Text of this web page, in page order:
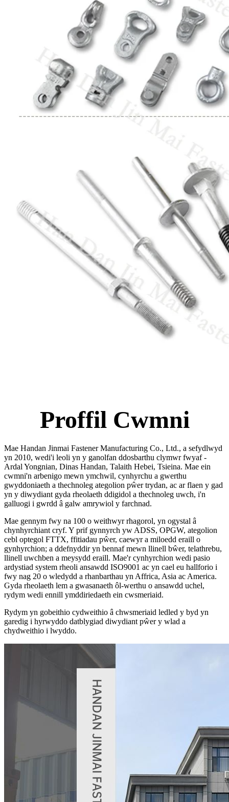
Proffil Cwmni
Mae Handan Jinmai Fastener Manufacturing Co., Ltd., a sefydlwyd
yn 2010, wedi'i leoli yn y ganolfan ddosbarthu clymwr fwyaf -
Ardal Yongnian, Dinas Handan, Talaith Hebei, Tsieina. Mae ein
cwmni'n arbenigo mewn ymchwil, cynhyrchu a gwerthu
gwyddoniaeth a thechnoleg ategolion pŵer trydan, ac ar flaen y gad
yn y diwydiant gyda rheolaeth ddigidol a thechnoleg uwch, i'n
galluogi i gwrdd â galw amrywiol y farchnad.
Mae gennym fwy na 100 o weithwyr rhagorol, yn ogystal â
chynhyrchiant cryf. Y prif gynnyrch yw ADSS, OPGW, ategolion
cebl optegol FTTX, ffitiadau pŵer, caewyr a miloedd eraill o
gynhyrchion; a ddefnyddir yn bennaf mewn llinell bŵer, telathrebu,
llinell uwchben a meysydd eraill. Mae'r cynhyrchion wedi pasio
ardystiad system rheoli ansawdd ISO9001 ac yn cael eu hallforio i
fwy nag 20 o wledydd a rhanbarthau yn Affrica, Asia ac America.
Gyda rheolaeth lem a gwasanaeth ôl-werthu o ansawdd uchel,
rydym wedi ennill ymddiriedaeth ein cwsmeriaid.
Rydym yn gobeithio cydweithio â chwsmeriaid ledled y byd yn
garedig i hyrwyddo datblygiad diwydiant pŵer y wlad a
chydweithio i lwyddo.